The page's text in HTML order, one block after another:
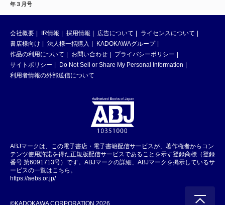
年３月号
会社概要 IR情報 採用情報 広告について
ライセンスについて
書店様向け
法人様一括購入
KADOKAWAグループ
作品の利用について
お問い合わせ
プライバシーポリシー
サイトポリシー
Do Not Sell or Share My Personal Information
利用者情報の外部送信について
ABJマークは、この電子書店・電子書籍配信サービスが、著作権者からコン
テンツ使用許諾を得た正規版配信サービスであることを示す登録商標（登録
番号 第6091713号）です。ABJマークの詳細、ABJマークを掲示しているサ
ービスの一覧はこちら。
https://aebs.or.jp/
©KADOKAWA CORPORATION 2026